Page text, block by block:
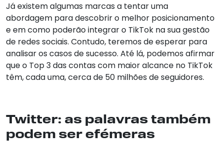
Já existem algumas marcas a tentar uma
abordagem para descobrir o melhor posicionamento
e em como poderão integrar o TikTok na sua gestão
de redes sociais. Contudo, teremos de esperar para
analisar os casos de sucesso. Até lá, podemos afirmar
que o Top 3 das contas com maior alcance no TikTok
têm, cada uma, cerca de 50 milhões de seguidores.
Twitter: as palavras também
podem ser efémeras